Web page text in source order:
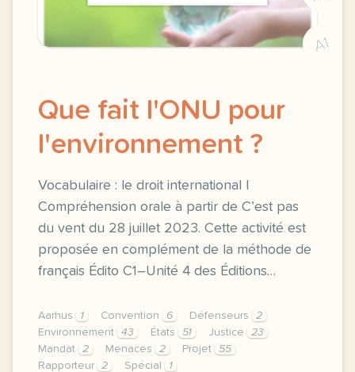
A1
Que fait l'ONU pour
l'environnement ?
Vocabulaire : le droit international |
Compréhension orale à partir de C’est pas
du vent du 28 juillet 2023. Cette activité est
proposée en complément de la méthode de
français Édito C1–Unité 4 des Éditions…
Aarhus 1 Convention 6 Défenseurs
2
Environnement
43 États 51 Justice
23
Mandat
2 Menaces 2 Projet
55
Rapporteur
2 Spécial 1